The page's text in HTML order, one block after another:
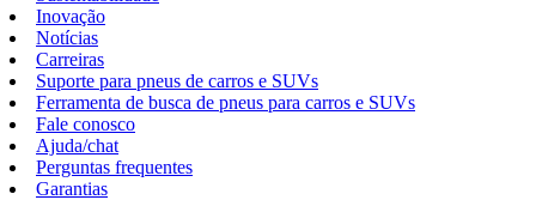
Inovação
Notícias
Carreiras
Suporte para pneus de carros e SUVs
Ferramenta de busca de pneus para carros e SUVs
Fale conosco
Ajuda/chat
Perguntas frequentes
Garantias